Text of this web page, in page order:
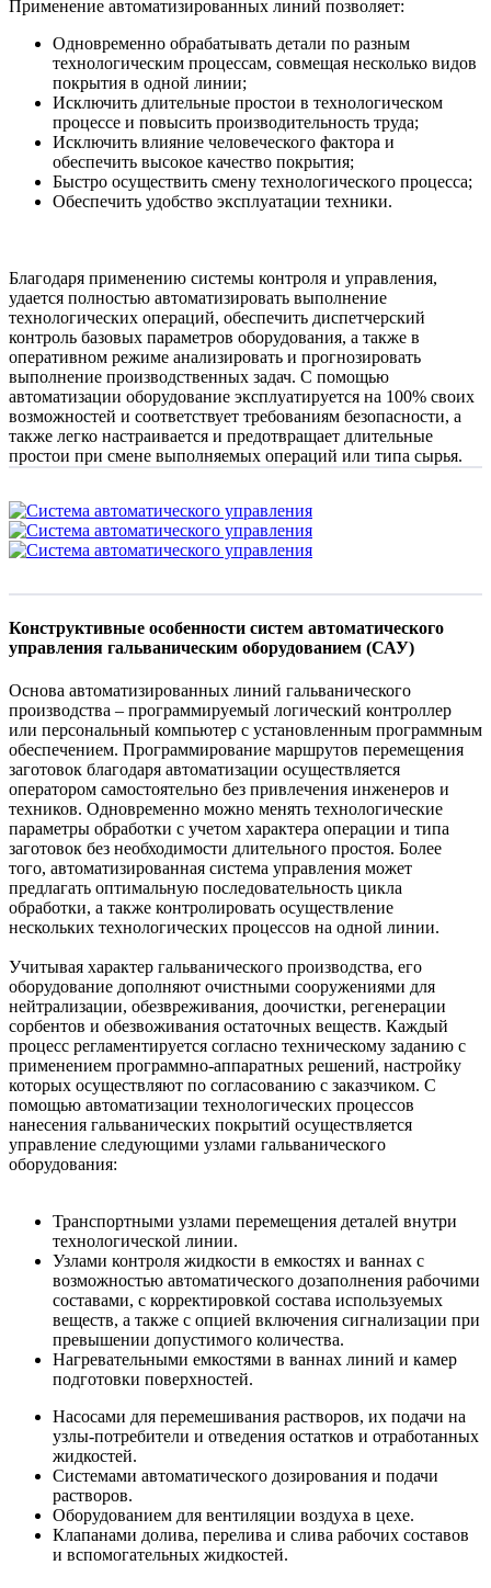
Применение автоматизированных линий позволяет:
Одновременно обрабатывать детали по разным
технологическим процессам, совмещая несколько видов
покрытия в одной линии;
Исключить длительные простои в технологическом
процессе и повысить производительность труда;
Исключить влияние человеческого фактора и
обеспечить высокое качество покрытия;
Быстро осуществить смену технологического процесса;
Обеспечить удобство эксплуатации техники.
Благодаря применению системы контроля и управления,
удается полностью автоматизировать выполнение
технологических операций, обеспечить диспетчерский
контроль базовых параметров оборудования, а также в
оперативном режиме анализировать и прогнозировать
выполнение производственных задач. С помощью
автоматизации оборудование эксплуатируется на 100% своих
возможностей и соответствует требованиям безопасности, а
также легко настраивается и предотвращает длительные
простои при смене выполняемых операций или типа сырья.
Конструктивные особенности систем автоматического
управления гальваническим оборудованием (САУ)
Основа автоматизированных линий гальванического
производства – программируемый логический контроллер
или персональный компьютер с установленным программным
обеспечением. Программирование маршрутов перемещения
заготовок благодаря автоматизации осуществляется
оператором самостоятельно без привлечения инженеров и
техников. Одновременно можно менять технологические
параметры обработки с учетом характера операции и типа
заготовок без необходимости длительного простоя. Более
того, автоматизированная система управления может
предлагать оптимальную последовательность цикла
обработки, а также контролировать осуществление
нескольких технологических процессов на одной линии.
Учитывая характер гальванического производства, его
оборудование дополняют очистными сооружениями для
нейтрализации, обезвреживания, доочистки, регенерации
сорбентов и обезвоживания остаточных веществ. Каждый
процесс регламентируется согласно техническому заданию с
применением программно-аппаратных решений, настройку
которых осуществляют по согласованию с заказчиком. С
помощью автоматизации технологических процессов
нанесения гальванических покрытий осуществляется
управление следующими узлами гальванического
оборудования:
Транспортными узлами перемещения деталей внутри
технологической линии.
Узлами контроля жидкости в емкостях и ваннах с
возможностью автоматического дозаполнения рабочими
составами, с корректировкой состава используемых
веществ, а также с опцией включения сигнализации при
превышении допустимого количества.
Нагревательными емкостями в ваннах линий и камер
подготовки поверхностей.
Насосами для перемешивания растворов, их подачи на
узлы-потребители и отведения остатков и отработанных
жидкостей.
Системами автоматического дозирования и подачи
растворов.
Оборудованием для вентиляции воздуха в цехе.
Клапанами долива, перелива и слива рабочих составов
и вспомогательных жидкостей.